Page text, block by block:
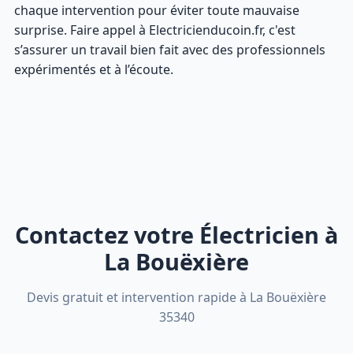
chaque intervention pour éviter toute mauvaise
surprise. Faire appel à Electricienducoin.fr, c'est
s’assurer un travail bien fait avec des professionnels
expérimentés et à l’écoute.
Contactez votre Électricien à
La Bouëxière
Devis gratuit et intervention rapide à La Bouëxière
35340